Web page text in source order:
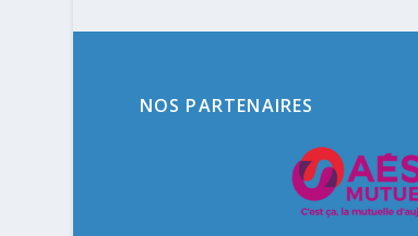
NOS PARTENAIRES